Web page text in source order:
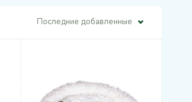
Последние добавленные